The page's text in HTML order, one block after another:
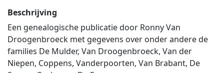
Beschrijving
Een genealogische publicatie door Ronny Van
Droogenbroeck met gegevens over onder andere de
families De Mulder, Van Droogenbroeck, Van der
Niepen, Coppens, Vanderpoorten, Van Brabant, De